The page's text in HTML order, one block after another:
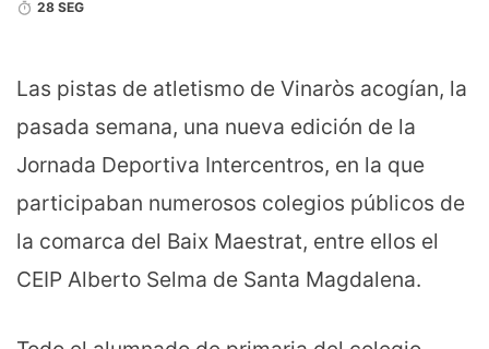
28 SEG
Las pistas de atletismo de Vinaròs acogían, la
pasada semana, una nueva edición de la
Jornada Deportiva Intercentros, en la que
participaban numerosos colegios públicos de
la comarca del Baix Maestrat, entre ellos el
CEIP Alberto Selma de Santa Magdalena.